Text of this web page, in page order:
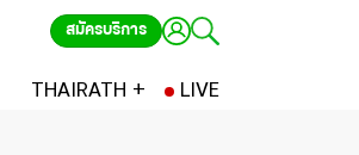
สมัครบริการ
THAIRATH + LIVE